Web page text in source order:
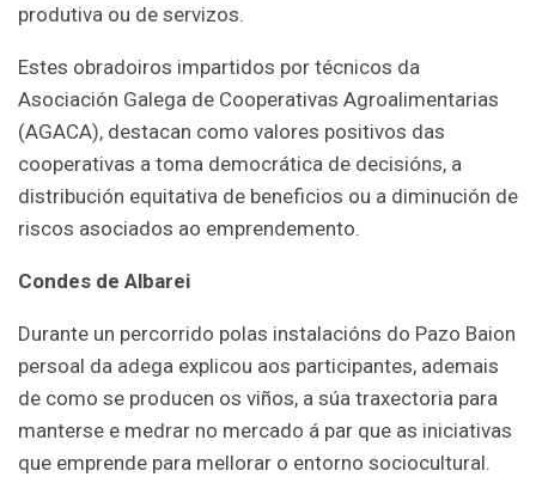
produtiva ou de servizos.
Estes obradoiros impartidos por técnicos da
Asociación Galega de Cooperativas Agroalimentarias
(AGACA), destacan como valores positivos das
cooperativas a toma democrática de decisións, a
distribución equitativa de beneficios ou a diminución de
riscos asociados ao emprendemento.
Condes de Albarei
Durante un percorrido polas instalacións do Pazo Baion
persoal da adega explicou aos participantes, ademais
de como se producen os viños, a súa traxectoria para
manterse e medrar no mercado á par que as iniciativas
que emprende para mellorar o entorno sociocultural.